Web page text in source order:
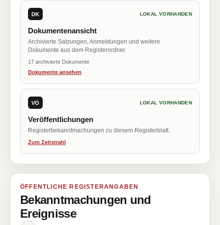
DK LOKAL VORHANDEN
Dokumentenansicht
Archivierte Satzungen, Anmeldungen und weitere
Dokumente aus dem Registerordner.
17 archivierte Dokumente
Dokumente ansehen
VÖ LOKAL VORHANDEN
Veröffentlichungen
Registerbekanntmachungen zu diesem Registerblatt.
Zum Zeitstrahl
ÖFFENTLICHE REGISTERANGABEN
Bekanntmachungen und
Ereignisse